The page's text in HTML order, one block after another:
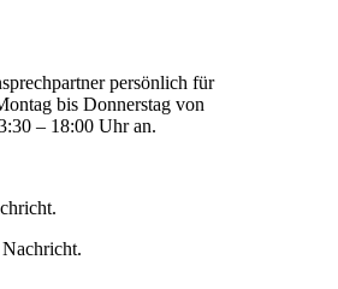
persönlich für
bis Donnerstag von
– 18:00 Uhr an.